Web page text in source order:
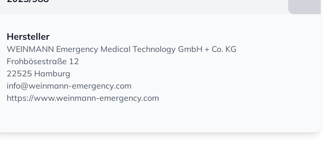
Hersteller
WEINMANN Emergency Medical Technology GmbH + Co. KG
Frohbösestraße 12
22525 Hamburg
info@weinmann-emergency.com
https://www.weinmann-emergency.com